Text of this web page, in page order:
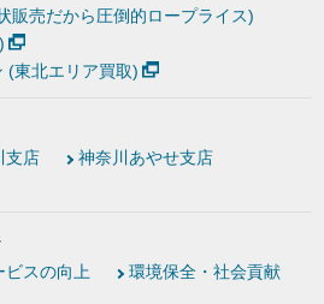
販売だから圧倒的ロープライス)
(東北エリア買取)
支店
神奈川あやせ支店
ビスの向上
環境保全・社会貢献